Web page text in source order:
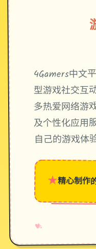
4Gamers中文
型游戏社交互
多热爱网络游
及个性化应用
自己的游戏体
★精心制作
♥
✧
→